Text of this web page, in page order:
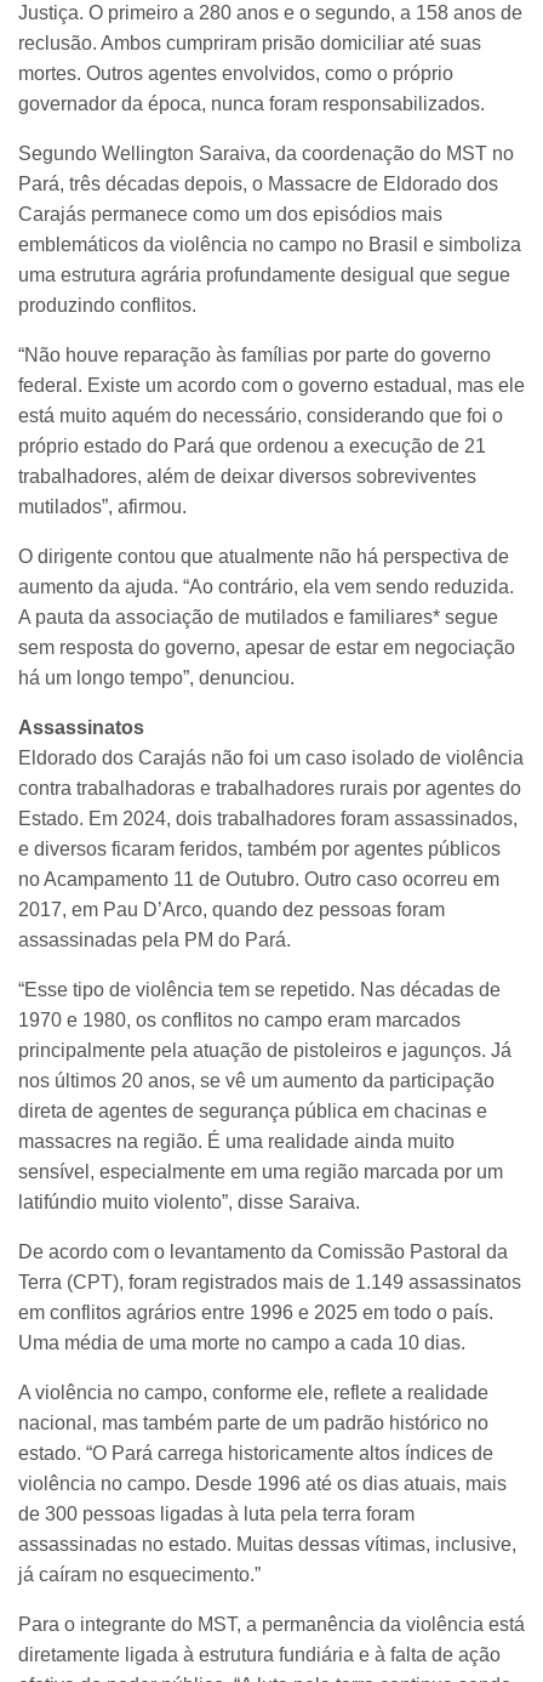
Justiça. O primeiro a 280 anos e o segundo, a 158 anos de
reclusão. Ambos cumpriram prisão domiciliar até suas
mortes. Outros agentes envolvidos, como o próprio
governador da época, nunca foram responsabilizados.
Segundo Wellington Saraiva, da coordenação do MST no
Pará, três décadas depois, o Massacre de Eldorado dos
Carajás permanece como um dos episódios mais
emblemáticos da violência no campo no Brasil e simboliza
uma estrutura agrária profundamente desigual que segue
produzindo conflitos.
“Não houve reparação às famílias por parte do governo
federal. Existe um acordo com o governo estadual, mas ele
está muito aquém do necessário, considerando que foi o
próprio estado do Pará que ordenou a execução de 21
trabalhadores, além de deixar diversos sobreviventes
mutilados”, afirmou.
O dirigente contou que atualmente não há perspectiva de
aumento da ajuda. “Ao contrário, ela vem sendo reduzida.
A pauta da associação de mutilados e familiares* segue
sem resposta do governo, apesar de estar em negociação
há um longo tempo”, denunciou.
Assassinatos
Eldorado dos Carajás não foi um caso isolado de violência
contra trabalhadoras e trabalhadores rurais por agentes do
Estado. Em 2024, dois trabalhadores foram assassinados,
e diversos ficaram feridos, também por agentes públicos
no Acampamento 11 de Outubro. Outro caso ocorreu em
2017, em Pau D’Arco, quando dez pessoas foram
assassinadas pela PM do Pará.
“Esse tipo de violência tem se repetido. Nas décadas de
1970 e 1980, os conflitos no campo eram marcados
principalmente pela atuação de pistoleiros e jagunços. Já
nos últimos 20 anos, se vê um aumento da participação
direta de agentes de segurança pública em chacinas e
massacres na região. É uma realidade ainda muito
sensível, especialmente em uma região marcada por um
latifúndio muito violento”, disse Saraiva.
De acordo com o levantamento da Comissão Pastoral da
Terra (CPT), foram registrados mais de 1.149 assassinatos
em conflitos agrários entre 1996 e 2025 em todo o país.
Uma média de uma morte no campo a cada 10 dias.
A violência no campo, conforme ele, reflete a realidade
nacional, mas também parte de um padrão histórico no
estado. “O Pará carrega historicamente altos índices de
violência no campo. Desde 1996 até os dias atuais, mais
de 300 pessoas ligadas à luta pela terra foram
assassinadas no estado. Muitas dessas vítimas, inclusive,
já caíram no esquecimento.”
Para o integrante do MST, a permanência da violência está
diretamente ligada à estrutura fundiária e à falta de ação